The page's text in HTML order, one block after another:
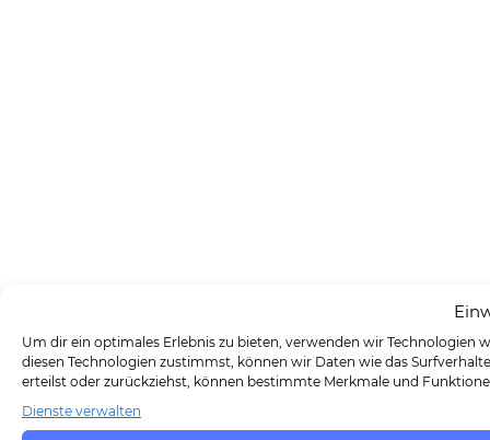
Um dir ein optimales Erlebnis zu bieten, verwenden wir Technologien
diesen Technologien zustimmst, können wir Daten wie das
erteilst oder zurückziehst, können bestimmte Merkmale und
Dienste verwalten